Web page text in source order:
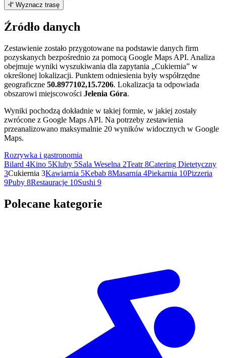
+
−
Wyznacz trasę
Źródło danych
Zestawienie zostało przygotowane na podstawie danych firm
pozyskanych bezpośrednio za pomocą Google Maps API. Analiza
obejmuje wyniki wyszukiwania dla zapytania „Cukiernia” w
określonej lokalizacji. Punktem odniesienia były współrzędne
geograficzne 50.8977102,15.7206. Lokalizacja ta odpowiada
obszarowi miejscowości Jelenia Góra.
Wyniki pochodzą dokładnie w takiej formie, w jakiej zostały
zwrócone z Google Maps API. Na potrzeby zestawienia
przeanalizowano maksymalnie 20 wyników widocznych w Google
Maps.
Rozrywka i gastronomia
Bilard 4Kino 5Kluby 5Sala Weselna 2Teatr8Catering Dietetyczny
3Cukiernia 3Kawiarnia 5Kebab 8Masarnia 4Piekarnia 10Pizzeria
9Puby 8Restauracje 10Sushi 9
Polecane kategorie